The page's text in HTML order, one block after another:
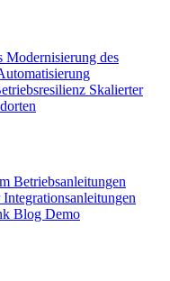
Modernisierung des
Skalierter
Betriebsanleitungen
Integrationsanleitungen
Blog Demo